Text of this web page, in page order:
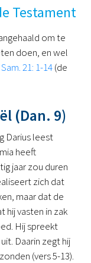
Testament
om te
doen, en wel
21: 1-14(de
(Dan. 9)
Darius leest
heeft
jaar zou duren
zich dat
maar dat de
hij vasten in zak
Hij spreekt
Daarin zegt hij
(vers 5-13).